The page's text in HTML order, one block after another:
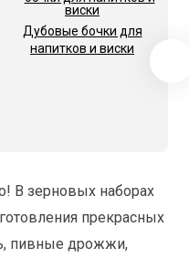
Дубовые бочки для
напитков и виски
В зерновых наборах
прекрасных
пивные дрожжи,